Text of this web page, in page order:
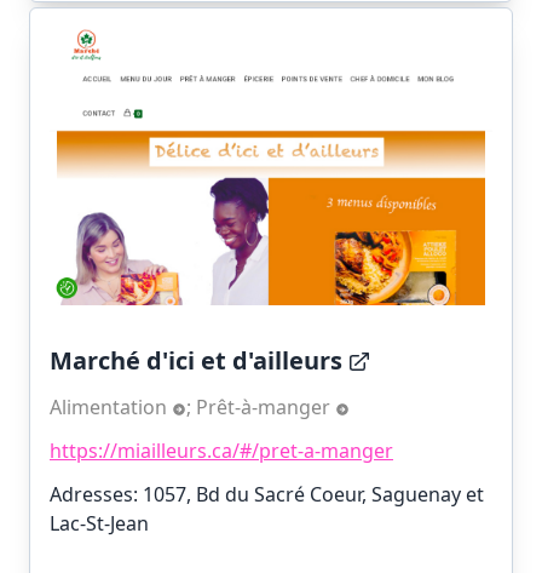
Marché d'ici et d'ailleurs
Alimentation ; Prêt-à-manger
https://miailleurs.ca/#/pret-a-manger
Adresses: 1057, Bd du Sacré Coeur, Saguenay et
Lac-St-Jean